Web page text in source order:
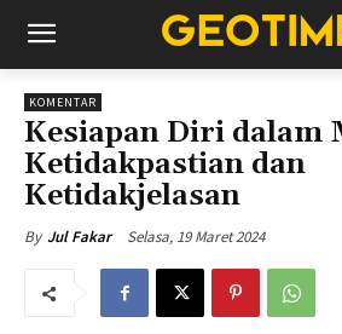
KOMENTAR
Kesiapan Diri dalam
Ketidakpastian dan
Ketidakjelasan
By Jul Fakar Selasa, 19 Maret 2024